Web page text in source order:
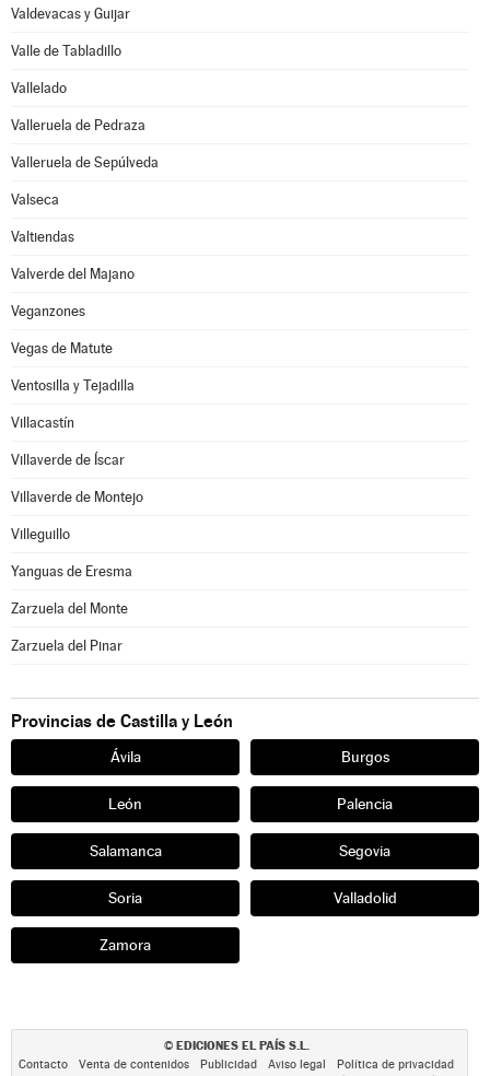
Valdevacas y Guijar
Valle de Tabladillo
Vallelado
Valleruela de Pedraza
Valleruela de Sepúlveda
Valseca
Valtiendas
Valverde del Majano
Veganzones
Vegas de Matute
Ventosilla y Tejadilla
Villacastín
Villaverde de Íscar
Villaverde de Montejo
Villeguillo
Yanguas de Eresma
Zarzuela del Monte
Zarzuela del Pinar
Provincias de Castilla y León
Ávila Burgos
León Palencia
Salamanca Segovia
Soria Valladolid
Zamora
© EDICIONES EL PAÍS S.L.
Contacto Venta de contenidos Publicidad Aviso legal Política de privacidad